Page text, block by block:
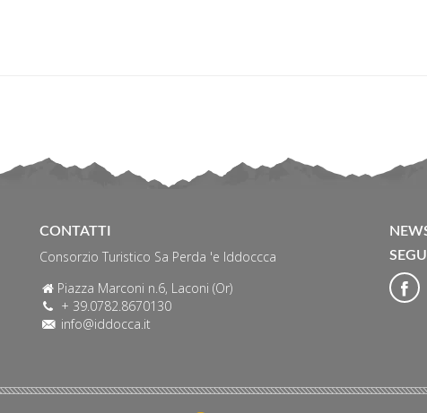
CONTATTI
Consorzio Turistico Sa Perda 'e Iddoccca
Piazza Marconi n.6, Laconi (Or)
+ 39.0782.8670130
info@iddocca.it